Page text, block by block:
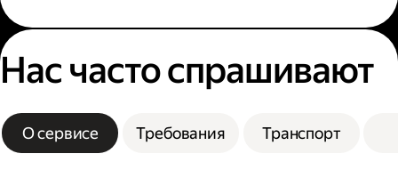
Нас часто спрашивают
О сервисе Требования Транспорт